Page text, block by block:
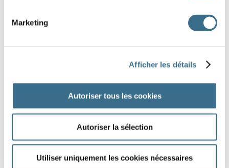
Marketing
Afficher les détails
Autoriser tous les cookies
Autoriser la sélection
Utiliser uniquement les cookies nécessaires
essuies essuyez
essuyons essuies essuyez
essuie essuie
DONE!